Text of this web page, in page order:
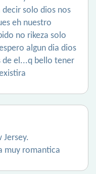
solo dios nos
eh nuestro
no rikeza solo
algun dia dios
de el...q bello tener
Jersey.
muy romantica